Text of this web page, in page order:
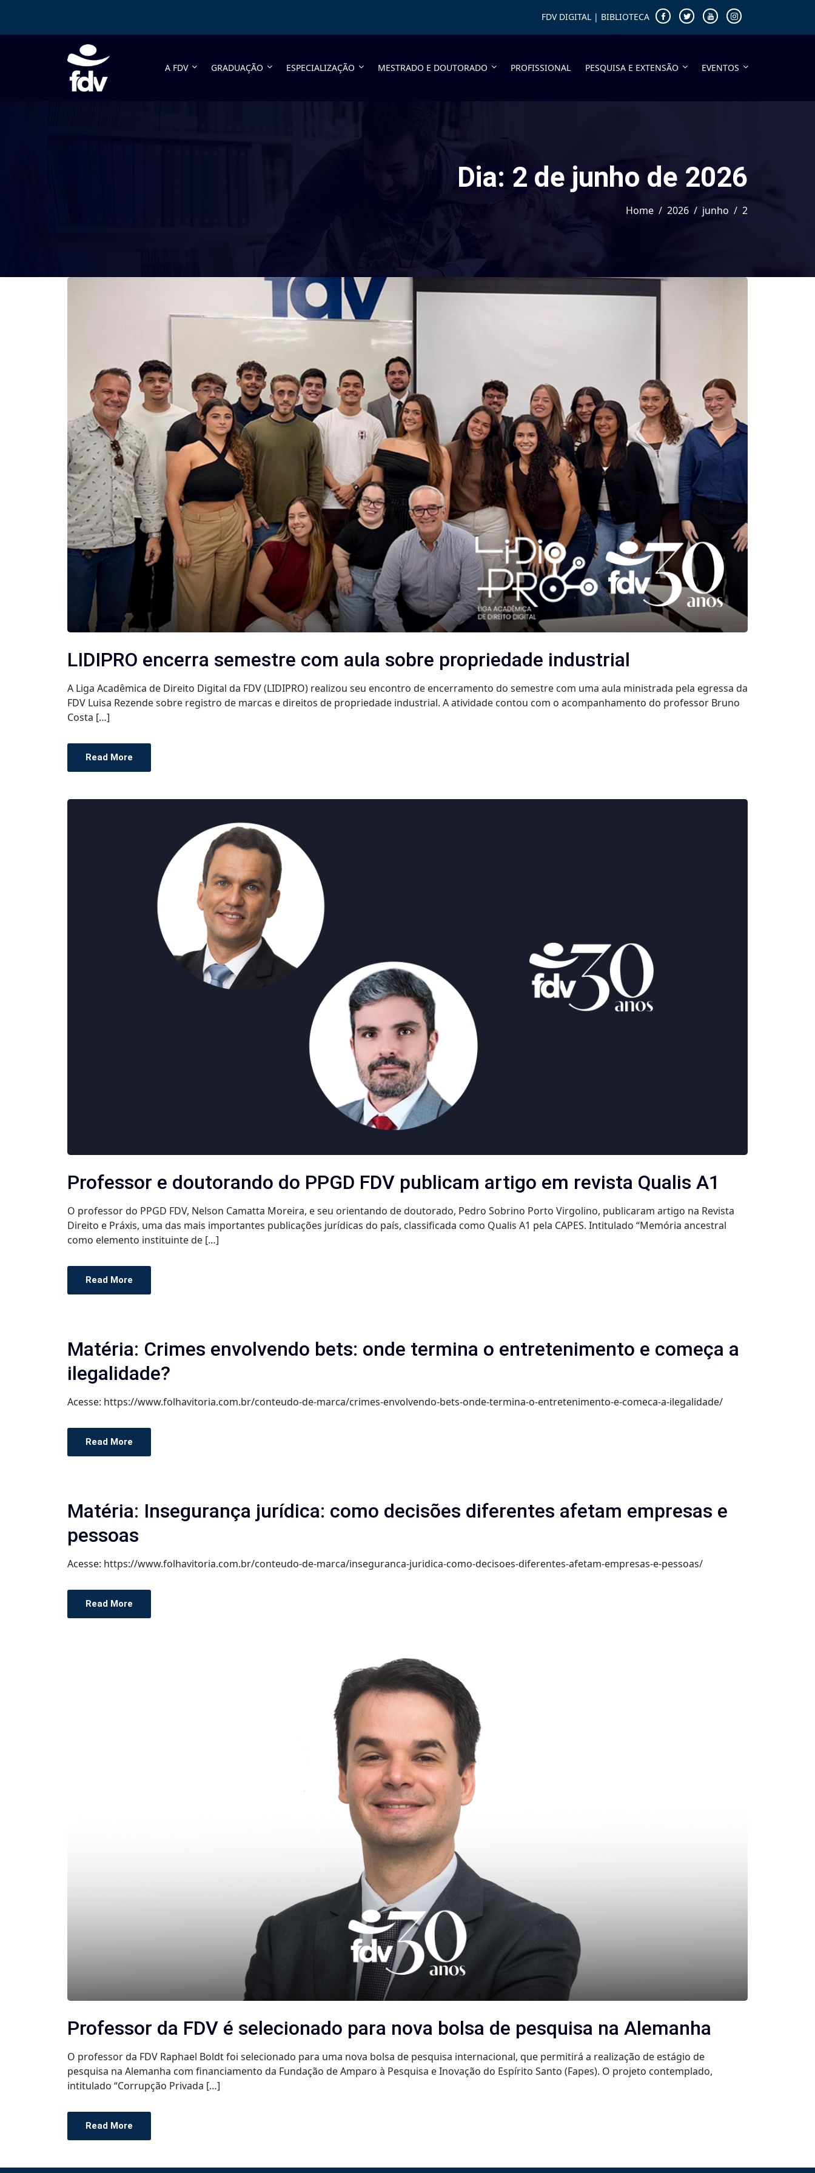
FDV DIGITAL | BIBLIOTECA
A FDV GRADUAÇÃO ESPECIALIZAÇÃO MESTRADO E DOUTORADO PROFISSIONAL PESQUISA E EXTENSÃO EVENTOS
Dia: 2 de junho de 2026
Home 2026 junho 2
LIDIPRO encerra semestre com aula sobre propriedade industrial
A Liga Acadêmica de Direito Digital da FDV (LIDIPRO) realizou seu encontro de encerramento do semestre com uma aula ministrada pela egressa da
FDV Luisa Rezende sobre registro de marcas e direitos de propriedade industrial. A atividade contou com o acompanhamento do professor Bruno
Costa […]
Read More
Professor e doutorando do PPGD FDV publicam artigo em revista Qualis A1
O professor do PPGD FDV, Nelson Camatta Moreira, e seu orientando de doutorado, Pedro Sobrino Porto Virgolino, publicaram artigo na Revista
Direito e Práxis, uma das mais importantes publicações jurídicas do país, classificada como Qualis A1 pela CAPES. Intitulado “Memória ancestral
como elemento instituinte de […]
Read More
Matéria: Crimes envolvendo bets: onde termina o entretenimento e começa a
ilegalidade?
Acesse: https://www.folhavitoria.com.br/conteudo-de-marca/crimes-envolvendo-bets-onde-termina-o-entretenimento-e-comeca-a-ilegalidade/
Read More
Matéria: Insegurança jurídica: como decisões diferentes afetam empresas e
pessoas
Acesse: https://www.folhavitoria.com.br/conteudo-de-marca/inseguranca-juridica-como-decisoes-diferentes-afetam-empresas-e-pessoas/
Read More
Professor da FDV é selecionado para nova bolsa de pesquisa na Alemanha
O professor da FDV Raphael Boldt foi selecionado para uma nova bolsa de pesquisa internacional, que permitirá a realização de estágio de
pesquisa na Alemanha com financiamento da Fundação de Amparo à Pesquisa e Inovação do Espírito Santo (Fapes). O projeto contemplado,
intitulado “Corrupção Privada […]
Read More